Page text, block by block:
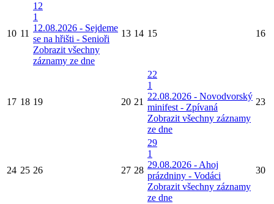
10 11
12
1
12.08.2026 - Sejdeme
se na hřišti - Senioři
Zobrazit všechny
záznamy ze dne
13 14 15 16
17 18 19 20 21
22
1
22.08.2026 - Novodvorský
minifest - Zpívaná
Zobrazit všechny záznamy
ze dne
23
24 25 26 27 28
29
1
29.08.2026 - Ahoj
prázdniny - Vodáci
Zobrazit všechny záznamy
ze dne
30